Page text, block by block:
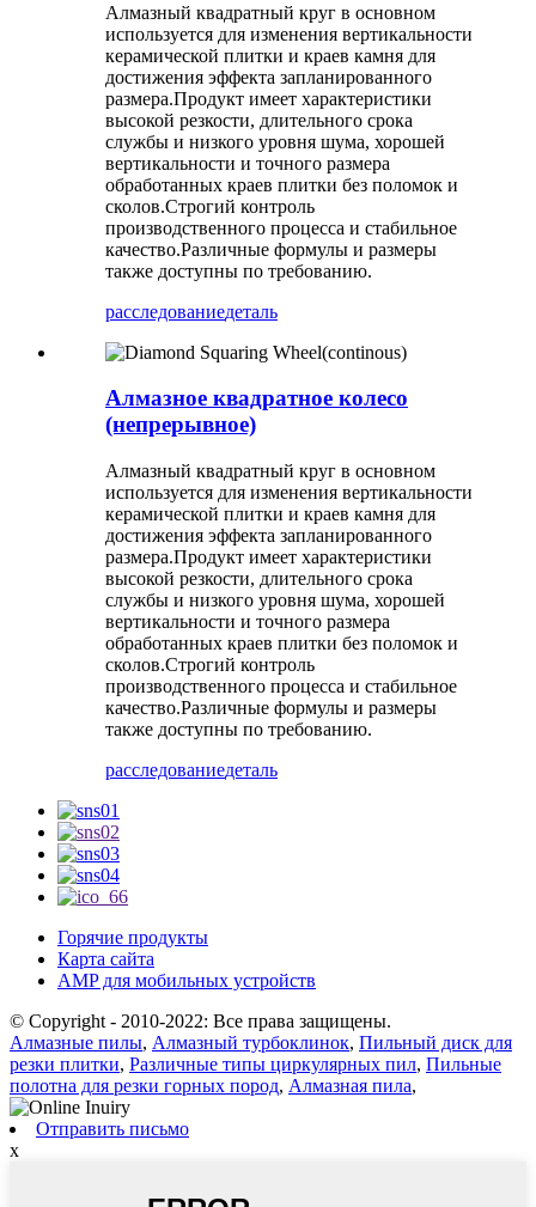
Алмазный квадратный круг в основном
используется для изменения вертикальности
керамической плитки и краев камня для
достижения эффекта запланированного
размера.Продукт имеет характеристики
высокой резкости, длительного срока
службы и низкого уровня шума, хорошей
вертикальности и точного размера
обработанных краев плитки без поломок и
сколов.Строгий контроль
производственного процесса и стабильное
качество.Различные формулы и размеры
также доступны по требованию.
расследованиедеталь
Алмазное квадратное колесо
(непрерывное)
Алмазный квадратный круг в основном
используется для изменения вертикальности
керамической плитки и краев камня для
достижения эффекта запланированного
размера.Продукт имеет характеристики
высокой резкости, длительного срока
службы и низкого уровня шума, хорошей
вертикальности и точного размера
обработанных краев плитки без поломок и
сколов.Строгий контроль
производственного процесса и стабильное
качество.Различные формулы и размеры
также доступны по требованию.
расследованиедеталь
Горячие продукты
Карта сайта
AMP для мобильных устройств
© Copyright - 2010-2022: Все права защищены.
Алмазные пилы, Алмазный турбоклинок, Пильный диск для
резки плитки, Различные типы циркулярных пил, Пильные
полотна для резки горных пород, Алмазная пила,
Отправить письмо
x